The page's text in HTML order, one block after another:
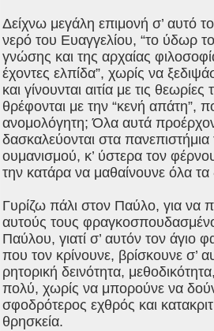
Δείχνω μεγάλη επιμονή σ’ αυτό
νερό του Eυαγγελίου, “το ύδωρ
γνώσης και της αρχαίας
έχοντες ελπίδα”, χωρίς να
και γίνουνται αιτία με τις
θρέφονται με την “κενή απάτη”,
ανομολόγητη; Όλα αυτά
δασκαλεύονται στα
ουμανισμού, κ’ ύστερα τον
την κατάρα να μαθαίνουνε όλα
Γυρίζω πάλι στον Παύλο, για να
αυτούς τους
Παύλου, γιατί σ’ αυτόν τον άγιο
που τον κρίνουνε, βρίσκουνε σ’
ρητορική δεινότητα,
πολύ, χωρίς να μπορούνε να
σφοδρότερος εχθρός και
θρησκεία.